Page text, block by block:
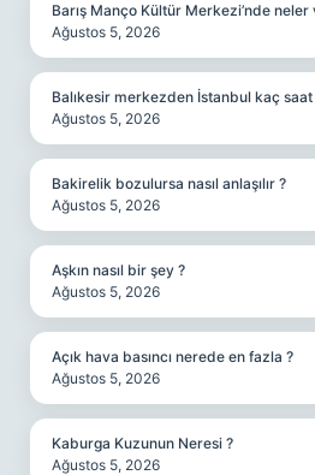
Barış Manço Kültür Merkezi’nde neler
Ağustos 5, 2026
Balıkesir merkezden İstanbul kaç saat
Ağustos 5, 2026
Bakirelik bozulursa nasıl anlaşılır ?
Ağustos 5, 2026
Aşkın nasıl bir şey ?
Ağustos 5, 2026
Açık hava basıncı nerede en fazla ?
Ağustos 5, 2026
Kaburga Kuzunun Neresi ?
Ağustos 5, 2026